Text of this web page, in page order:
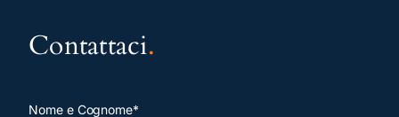
Contattaci.
Nome e Cognome*